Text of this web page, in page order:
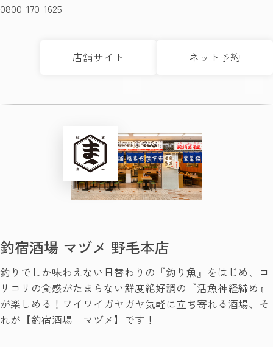
0800-170-1625
店舗サイト ネット予約
釣宿酒場 マヅメ 野毛本店
釣りでしか味わえない日替わりの『釣り魚』をはじめ、コ
リコリの食感がたまらない鮮度絶好調の『活魚神経締め』
が楽しめる！ワイワイガヤガヤ気軽に立ち寄れる酒場、そ
れが【釣宿酒場 マヅメ】です！